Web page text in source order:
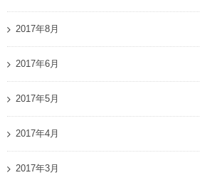
2017年8月
2017年6月
2017年5月
2017年4月
2017年3月